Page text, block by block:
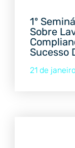
1º
Sobre
Sucesso
21 de